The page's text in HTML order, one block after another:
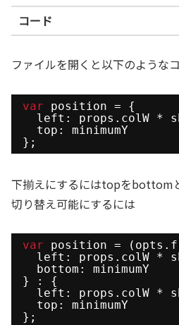
コード
ファイルを開くと以下のような
var
position = {
left: props.colW *
top: minimumY
};
下揃えにするにはtopをbottom
切り替え可能にするには
var
position =
left: props.colW *
bottom: minimumY
} : {
left: props.colW *
top: minimumY
};